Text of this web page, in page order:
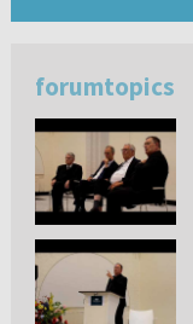
forumtopics